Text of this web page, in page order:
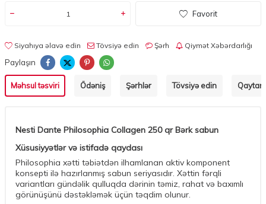
Favorit
Siyahıya əlavə edin Tövsiyə edin Şərh Qiymət Xəbərdarlığı
Paylaşın
Məhsul təsviri Ödəniş Şərhlər Tövsiyə edin
Nesti Dante Philosophia Collagen 250 qr Bərk sabun
Xüsusiyyətlər və istifadə qaydası
Philosophia xətti təbiətdən ilhamlanan aktiv komponent
konsepti ilə hazırlanmış sabun seriyasıdır. Xəttin fərqli
variantları gündəlik qulluqda dərinin təmiz, rahat və baxımlı
görünüşünü dəstəkləmək üçün təqdim olunur.